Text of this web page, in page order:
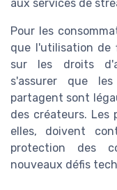
aux services de
Pour les
que l'utilisation de
sur les droits
s'assurer que
partagent sont
des créateurs. Les
elles, doivent
protection des
nouveaux défis